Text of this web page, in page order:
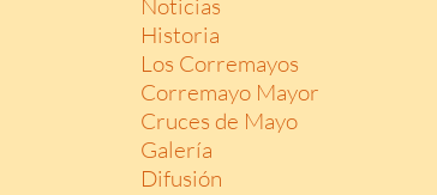
Historia
Los Corremayos
Corremayo Mayor
Cruces de Mayo
Galería
Difusión